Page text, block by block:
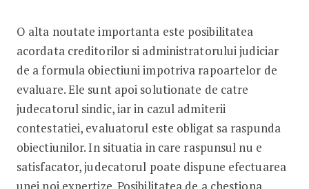
O alta noutate importanta este posibilitatea
acordata creditorilor si administratorului judiciar
de a formula obiectiuni impotriva rapoartelor de
evaluare. Ele sunt apoi solutionate de catre
judecatorul sindic, iar in cazul admiterii
contestatiei, evaluatorul este obligat sa raspunda
obiectiunilor. In situatia in care raspunsul nu e
satisfacator, judecatorul poate dispune efectuarea
unei noi expertize. Posibilitatea de a chestiona